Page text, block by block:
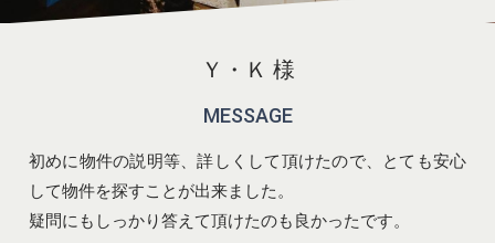
Ｙ・Ｋ 様
MESSAGE
初めに物件の説明等、詳しくして頂けたので、とても安心
して物件を探すことが出来ました。
疑問にもしっかり答えて頂けたのも良かったです。